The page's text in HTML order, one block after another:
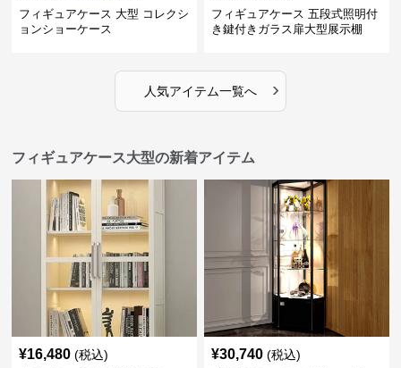
フィギュアケース 大型 コレクシ
ョンショーケース
フィギュアケース 五段式照明付
き鍵付きガラス扉大型展示棚
人気アイテム一覧へ ›
フィギュアケース大型の新着アイテム
¥16,480 (税込) ¥30,740 (税込)